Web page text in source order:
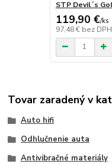
STP Devil´s
119,90 €/ks
97,48 € bez DPH
Tovar zaradený v
Auto hifi
Odhlučnenie auta
Antivibračné materiály